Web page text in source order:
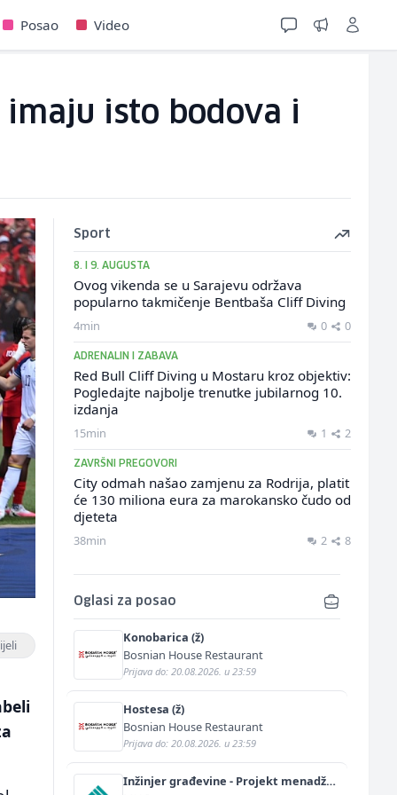
Posao Video
isto bodova i
Sport
8. I 9. AUGUSTA
Ovog vikenda se u Sarajevu održava
popularno takmičenje Bentbaša Cliff Diving
4min 0 0
ADRENALIN I ZABAVA
Red Bull Cliff Diving u Mostaru kroz objektiv:
Pogledajte najbolje trenutke jubilarnog 10.
izdanja
15min 1 2
ZAVRŠNI PREGOVORI
City odmah našao zamjenu za Rodrija, platit
će 130 miliona eura za marokansko čudo od
djeteta
38min 2 8
Oglasi za posao
Konobarica (ž)
Bosnian House Restaurant
Prijava do: 20.08.2026. u 23:59
Hostesa (ž)
Bosnian House Restaurant
Prijava do: 20.08.2026. u 23:59
Inžinjer građevine - Projekt menadžer